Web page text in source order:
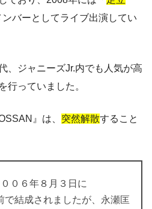
ンバーとしてライブ出演してい
、ジャニーズJr.内でも人気が高
行っていました。
』は、 突然解散すること
０６年８月３日に
で結成されましたが、永瀬匡